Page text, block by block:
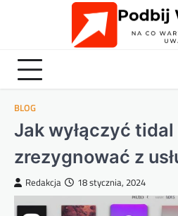
BLOG
Jak wyłączyć
zrezygnować z
Redakcja 18 stycznia, 2024